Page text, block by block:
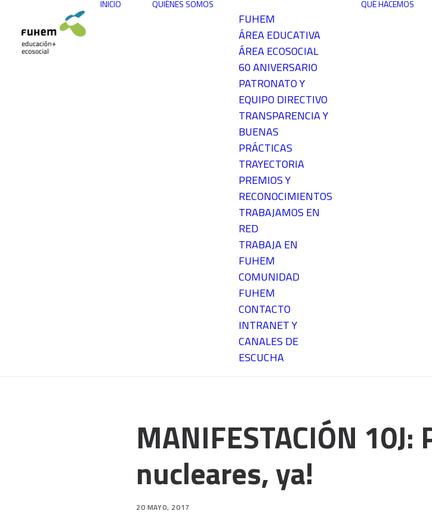
INICIO QUIÉNES SOMOS
FUHEM
ÁREA EDUCATIVA
ÁREA ECOSOCIAL
60 ANIVERSARIO
PATRONATO Y
EQUIPO DIRECTIVO
TRANSPARENCIA Y
BUENAS
PRÁCTICAS
TRAYECTORIA
PREMIOS Y
RECONOCIMIENTOS
TRABAJAMOS EN
RED
TRABAJA EN
FUHEM
COMUNIDAD
FUHEM
CONTACTO
INTRANET Y
CANALES DE
ESCUCHA
QUÉ HACEMOS
MANIFESTACIÓN
nucleares, ya!
20 MAYO, 2017